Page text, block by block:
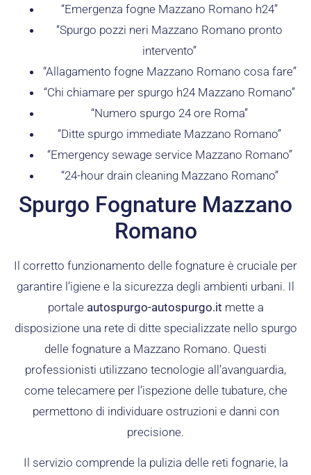
“Emergenza fogne Mazzano Romano h24”
“Spurgo pozzi neri Mazzano Romano pronto
intervento”
“Allagamento fogne Mazzano Romano cosa fare”
“Chi chiamare per spurgo h24 Mazzano Romano”
“Numero spurgo 24 ore Roma”
“Ditte spurgo immediate Mazzano Romano”
“Emergency sewage service Mazzano Romano”
“24-hour drain cleaning Mazzano Romano”
Spurgo Fognature Mazzano
Romano
Il corretto funzionamento delle fognature è cruciale per
garantire l’igiene e la sicurezza degli ambienti urbani. Il
portale autospurgo-autospurgo.it mette a
disposizione una rete di ditte specializzate nello spurgo
delle fognature a Mazzano Romano. Questi
professionisti utilizzano tecnologie all’avanguardia,
come telecamere per l’ispezione delle tubature, che
permettono di individuare ostruzioni e danni con
precisione.
Il servizio comprende la pulizia delle reti fognarie, la